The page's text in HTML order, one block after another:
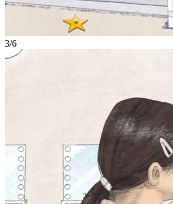
3/6